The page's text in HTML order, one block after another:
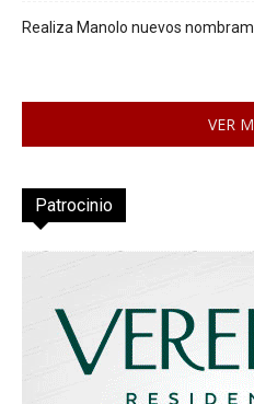
Realiza Manolo nuevos
VER
Patrocinio